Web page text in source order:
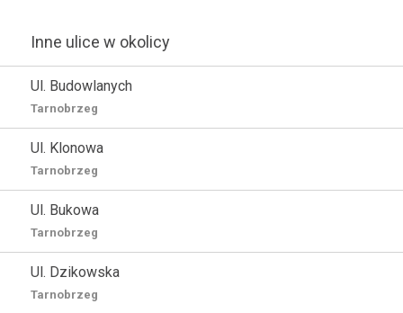
Inne ulice w okolicy
Ul. Budowlanych
Tarnobrzeg
Ul. Klonowa
Tarnobrzeg
Ul. Bukowa
Tarnobrzeg
Ul. Dzikowska
Tarnobrzeg